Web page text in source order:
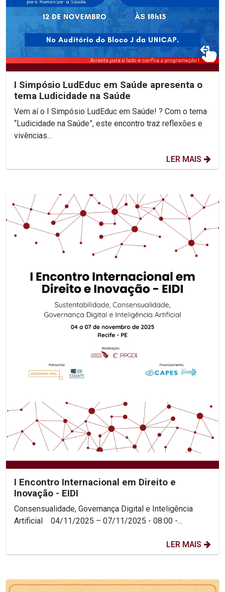
I Simpósio LudEduc em Saúde apresenta o
tema Ludicidade na Saúde
Vem aí o I Simpósio LudEduc em Saúde! ? Com o tema
“Ludicidade na Saúde”, este encontro traz reflexões e
vivências...
LER MAIS
I Encontro Internacional em Direito e
Inovação - EIDI
Consensualidade, Governança Digital e Inteligência
Artificial 04/11/2025 – 07/11/2025 - 08:00 -...
LER MAIS